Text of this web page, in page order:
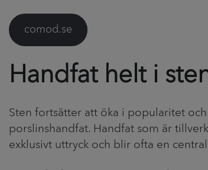
comod.se
Handfat helt i
Sten fortsätter att öka i popularitet
porslinshandfat. Handfat som är
exklusivt uttryck och blir ofta en